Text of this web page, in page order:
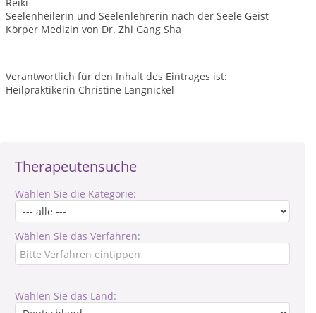
Therapeutensuche
Wählen Sie die Kategorie:
Wählen Sie das Verfahren:
Wählen Sie das Land:
Seelenheilerin und Seelenlehrerin nach der Seele Geist
Körper Medizin von Dr. Zhi Gang Sha
Verantwortlich für den Inhalt des Eintrages ist:
Heilpraktikerin Christine Langnickel